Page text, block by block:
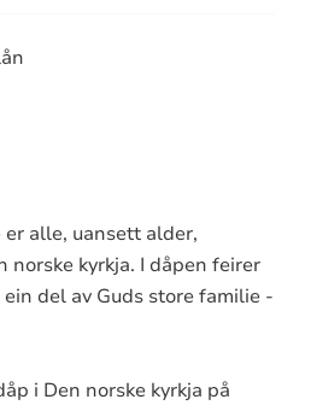
er alle, uansett alder,
norske kyrkja. I dåpen feirer
del av Guds store familie -
i Den norske kyrkja på